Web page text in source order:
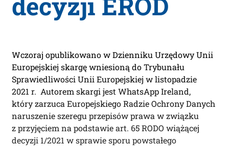
Wczoraj opublikowano w Dzienniku Urzędowy Unii
Europejskiej skargę wniesioną do Trybunału
Sprawiedliwości Unii Europejskiej w listopadzie
2021 r. Autorem skargi jest WhatsApp Ireland,
który zarzuca Europejskiego Radzie Ochrony Danych
naruszenie szeregu przepisów prawa w związku
z przyjęciem na podstawie art. 65 RODO wiążącej
decyzji 1/2021 w sprawie sporu powstałego